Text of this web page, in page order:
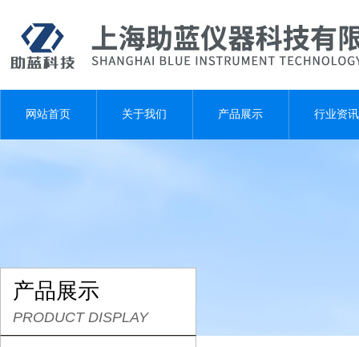
网站首页 关于我们 产品展示 行业资讯
产品展示
PRODUCT DISPLAY